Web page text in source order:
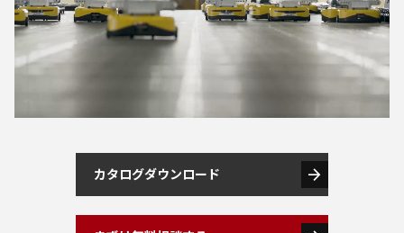
カタログダウンロード arrow_forward